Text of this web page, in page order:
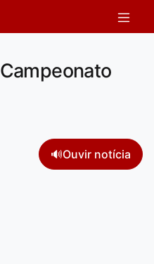
🔊Ouvir notícia